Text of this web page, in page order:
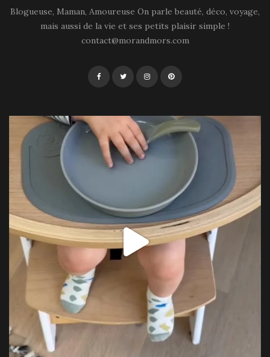
Blogueuse, Maman, Amoureuse On parle beauté, déco, voyage,
mais aussi de la vie et ses petits plaisir simple !
contact@morandmors.com